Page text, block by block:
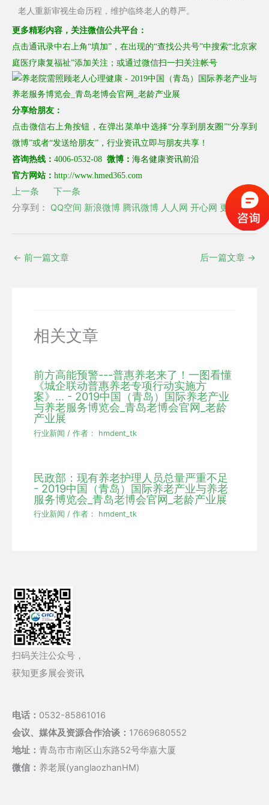
老人重新审视生命历程，维护临终老人的尊严。
更多精彩内容， 关注微信公共平台：
点击通讯录中右上角“填加”，在出现的“查找公共号”中搜索“北京家
庭医疗康复福祉”添加关注 ； 或通过微信扫一扫关注帐号
分享给朋友：
点击微信右上角按钮，在弹出菜单中选择“分享到朋友圈”“分享到
微博”或者“发送给朋友”，行业资讯立即与朋友共享！
咨询热线： 4006-0532-08 微博： 海名健康资讯前沿
官方网站： http://www.hmed365.com
上一条
下一条
分享到：
QQ空间 新浪微博 腾讯微博 人人网 开心网 更多
← 前一篇文章 后一篇文章 →
相关文章
前方高能预警---普惠养老来了！一图看懂
《城企联动普惠养老专项行动实施方
案》... - 2019中国（青岛）国际养老产业
与养老服务博览会_青岛老博会官网_老龄
产业展
行业新闻 / 作者： hmdent_tk
民政部：现有养老护理人员总量严重不足
- 2019中国（青岛）国际养老产业与养老
服务博览会_青岛老博会官网_老龄产业展
行业新闻 / 作者： hmdent_tk
扫码关注公众号，
获知更多展会资讯
电话： 0532-85861016
会议、媒体及资源合作洽谈： 17669680552
地址： 青岛市市南区山东路52号华嘉大厦
微信： 养老展(yanglaozhanHM)